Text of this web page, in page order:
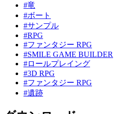
#竜
#ボート
#サンプル
#RPG
#ファンタジー RPG
#SMILE GAME BUILDER
#ロールプレイング
#3D RPG
#ファンタジー RPG
#遺跡